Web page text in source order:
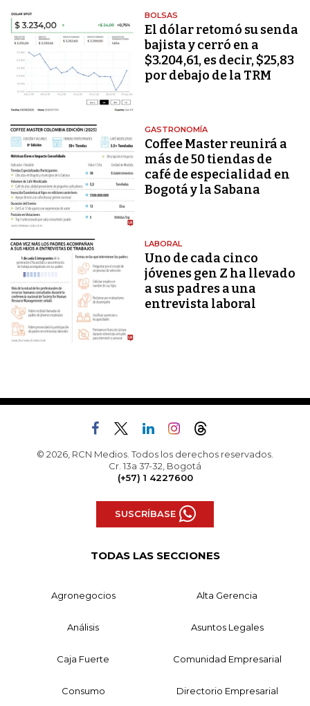
BOLSAS
El dólar retomó su senda
bajista y cerró en a
$3.204,61, es decir, $25,83
por debajo de la TRM
GASTRONOMÍA
Coffee Master reunirá a
más de 50 tiendas de
café de especialidad en
Bogotá y la Sabana
LABORAL
Uno de cada cinco
jóvenes gen Z ha llevado
a sus padres a una
entrevista laboral
© 2026, RCN Medios. Todos los derechos reservados.
Cr. 13a 37-32, Bogotá
(+57) 1 4227600
SUSCRÍBASE
TODAS LAS SECCIONES
Agronegocios Alta Gerencia
Análisis Asuntos Legales
Caja Fuerte Comunidad Empresarial
Consumo Directorio Empresarial